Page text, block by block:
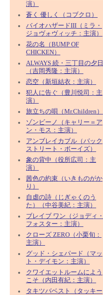
演）
蒼く 優しく（コブクロ）
バイオハザードIII（ミラ・
ジョヴォヴィッチ：主演）
花の名（BUMP OF
CHICKEN）
ALWAYS 続・三丁目の夕日
（吉岡秀隆：主演）
恋空（新垣結衣：主演）
犯人に告ぐ（豊川悦司：主
演）
旅立ちの唄（Mr.Children）
ゾンビーノ（キャリー＝ア
ン・モス：主演）
アンブレイカブル（バック
ストリート・ボーイズ）
象の背中（役所広司：主
演）
茜色の約束（いきものがか
り）
自虐の詩（じぎゃくのう
た）（中谷美紀：主演）
ブレイブ ワン（ジョディ・
フォスター：主演）
クローズ ZERO（小栗旬：
主演）
グッド・シェパード（マッ
ト・デイモン：主演）
クワイエットルームによう
こそ（内田有紀：主演）
タキツバベスト（タッキー